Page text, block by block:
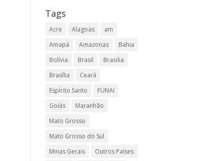
Tags
Acre Alagoas
am
Amapá
Amazonas
Bahia
Bolívia
Brasil
Brasilia
Brasília
Ceará
Espírito Santo
FUNAI
Goiás
Maranhão
Mato Grosso
Mato Grosso do Sul
Minas Gerais
Outros Países